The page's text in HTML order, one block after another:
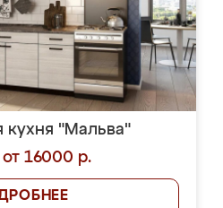
кухня "Мальва"
16000 р.